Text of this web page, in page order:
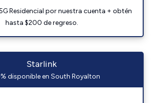
Residencial por nuestra cuenta + obtén
hasta $200 de regreso.
Starlink
disponible en South Royalton